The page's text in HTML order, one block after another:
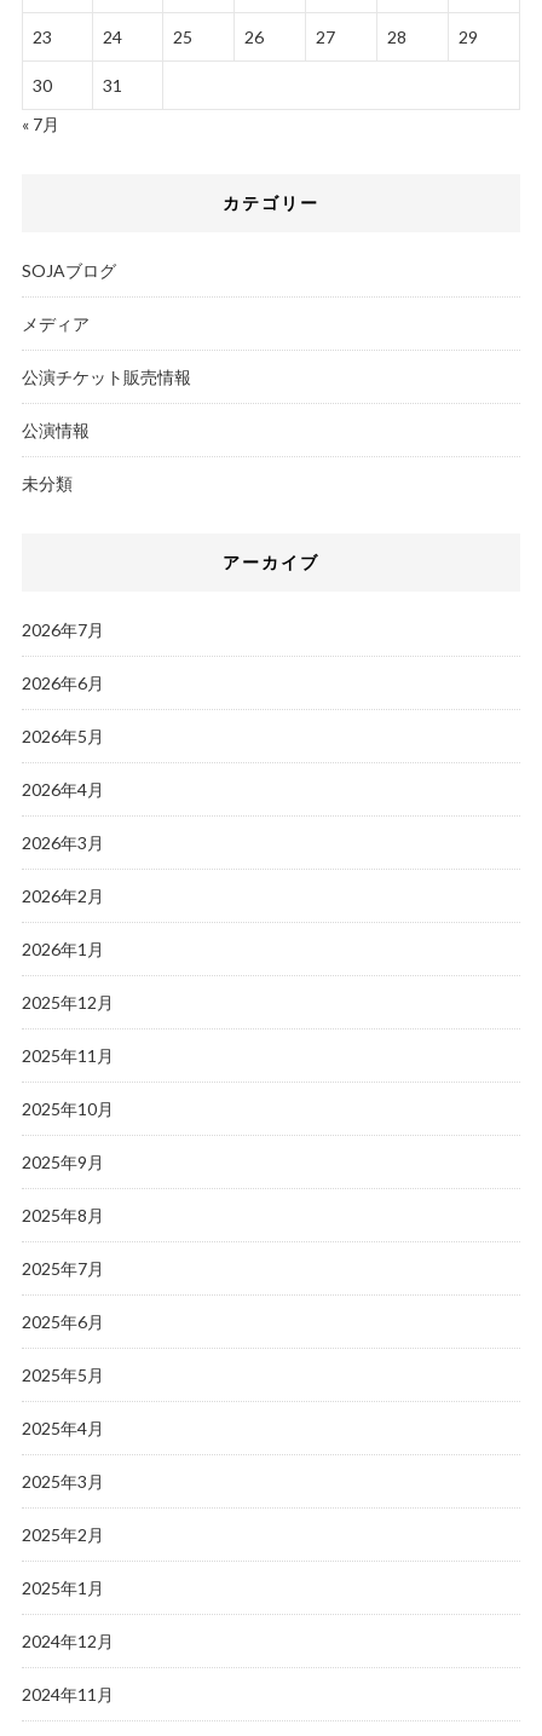
23 24 25 26 27 28 29
30
31
« 7月
カテゴリー
SOJAブログ
メディア
公演チケット販売情報
公演情報
未分類
アーカイブ
2026年7月
2026年6月
2026年5月
2026年4月
2026年3月
2026年2月
2026年1月
2025年12月
2025年11月
2025年10月
2025年9月
2025年8月
2025年7月
2025年6月
2025年5月
2025年4月
2025年3月
2025年2月
2025年1月
2024年12月
2024年11月